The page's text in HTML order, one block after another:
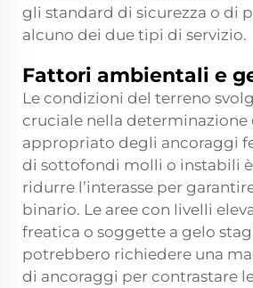
gli standard di sicurezza o di
alcuno dei due tipi di servizio.
Fattori ambientali e
Le condizioni del terreno
cruciale nella determinazione
appropriato degli ancoraggi
di sottofondi molli o instabili è
ridurre l’interasse per
binario. Le aree con livelli
freatica o soggette a gelo
potrebbero richiedere una
di ancoraggi per contrastare